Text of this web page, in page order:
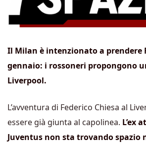
Il Milan è intenzionato a prendere
gennaio: i rossoneri propongono
Liverpool.
L’avventura di Federico Chiesa al
essere già giunta al capolinea. L’ex
Juventus non sta trovando spazio